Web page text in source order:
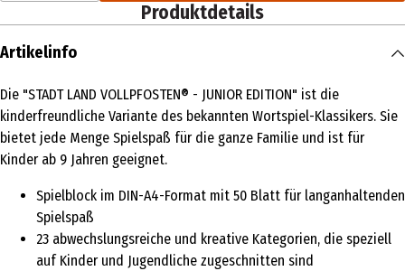
Produktdetails
Artikelinfo
Die "STADT LAND VOLLPFOSTEN® - JUNIOR EDITION" ist die
kinderfreundliche Variante des bekannten Wortspiel-Klassikers. Sie
bietet jede Menge Spielspaß für die ganze Familie und ist für
Kinder ab 9 Jahren geeignet.
Spielblock im DIN-A4-Format mit 50 Blatt für langanhaltenden
Spielspaß
23 abwechslungsreiche und kreative Kategorien, die speziell
auf Kinder und Jugendliche zugeschnitten sind